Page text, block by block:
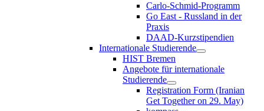
Carlo-Schmid-Programm
Go East - Russland in der
Praxis
DAAD-Kurzstipendien
Internationale Studierende
HIST Bremen
Angebote für internationale
Studierende
Registration Form (Iranian
Get Together on 29. May)